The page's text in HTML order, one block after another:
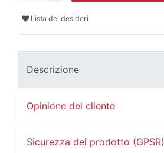
Lista dei desideri
Descrizione
Opinione del cliente
Sicurezza del prodotto (GPSR)